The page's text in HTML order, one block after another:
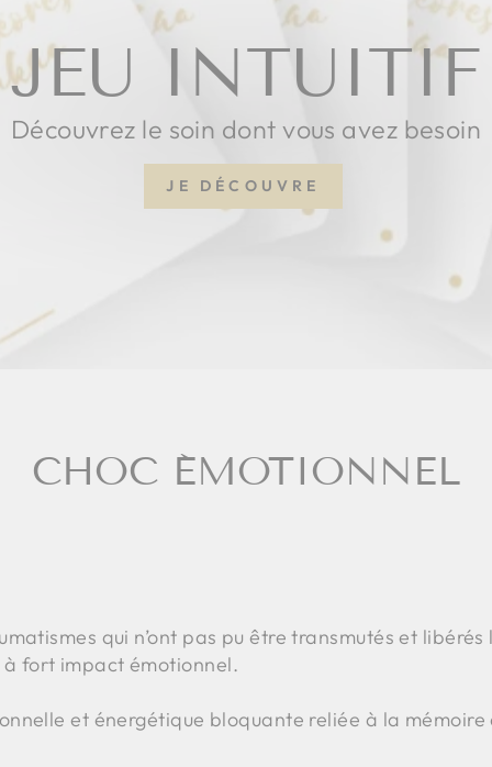
JEU INTUITIF
Découvrez le soin dont vous avez besoin
JE DÉCOUVRE
CHOC ÉMOTIONNEL
qui n’ont pas pu être transmutés et
fort impact émotionnel.
et énergétique bloquante reliée à la